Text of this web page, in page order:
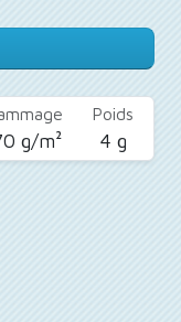
g/m²
Poids
4 g